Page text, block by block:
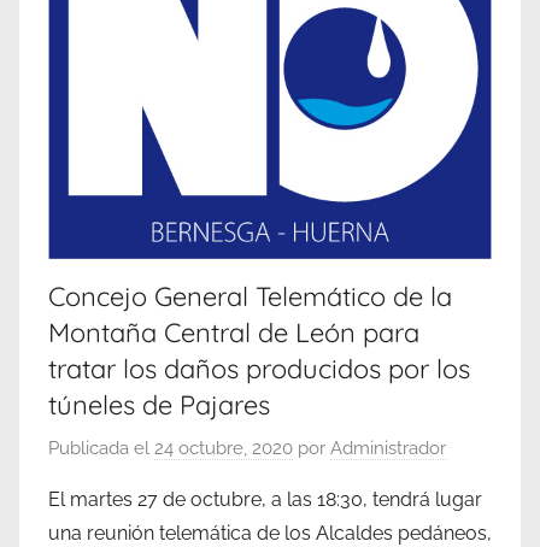
Concejo General Telemático de la
Montaña Central de León para
tratar los daños producidos por los
túneles de Pajares
Publicada el 24 octubre, 2020 por Administrador
El martes 27 de octubre, a las 18:30, tendrá lugar
una reunión telemática de los Alcaldes pedáneos,